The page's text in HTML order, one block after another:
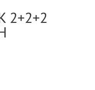
2+2+2